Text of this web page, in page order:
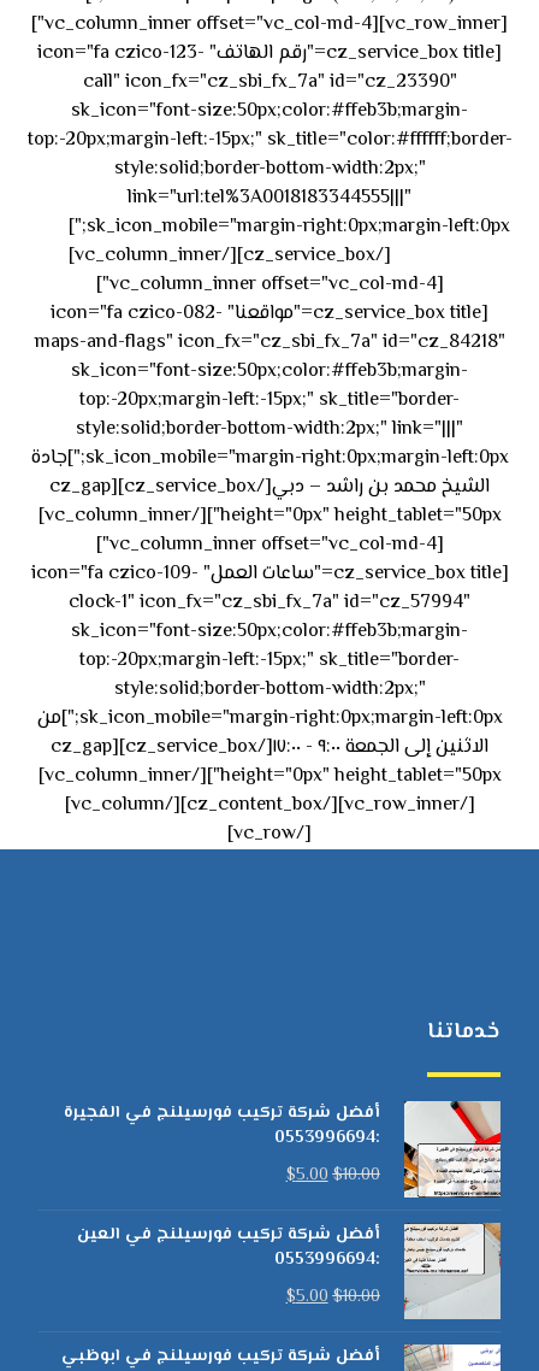
[vc_row_inner][vc_column_inner offset="vc_col-md-4"]
[cz_service_box title="رقم الهاتف" icon="fa czico-123-
call" icon_fx="cz_sbi_fx_7a" id="cz_23390"
sk_icon="font-size:50px;color:#ffeb3b;margin-
top:-20px;margin-left:-15px;" sk_title="color:#ffffff;border-
style:solid;border-bottom-width:2px;"
link="url:tel%3A0018183344555|||"
sk_icon_mobile="margin-right:0px;margin-left:0px;"]
[/cz_service_box][/vc_column_inner]
[vc_column_inner offset="vc_col-md-4"]
[cz_service_box title="مواقعنا" icon="fa czico-082-
maps-and-flags" icon_fx="cz_sbi_fx_7a" id="cz_84218"
sk_icon="font-size:50px;color:#ffeb3b;margin-
top:-20px;margin-left:-15px;" sk_title="border-
style:solid;border-bottom-width:2px;" link="|||"
sk_icon_mobile="margin-right:0px;margin-left:0px;"]جادة
الشيخ محمد بن راشد – دبي[/cz_service_box][cz_gap
height="0px" height_tablet="50px"][/vc_column_inner]
[vc_column_inner offset="vc_col-md-4"]
[cz_service_box title="ساعات العمل" icon="fa czico-109-
clock-1" icon_fx="cz_sbi_fx_7a" id="cz_57994"
sk_icon="font-size:50px;color:#ffeb3b;margin-
top:-20px;margin-left:-15px;" sk_title="border-
style:solid;border-bottom-width:2px;"
sk_icon_mobile="margin-right:0px;margin-left:0px;"]من
الاثنين إلى الجمعة ٩:٠٠ - ١٧:٠٠[/cz_service_box][cz_gap
height="0px" height_tablet="50px"][/vc_column_inner]
[/vc_row_inner][/cz_content_box][/vc_column]
[/vc_row]
خدماتنا
أفضل شركة تركيب فورسيلنج في الفجيرة
:0553996694
$10.00
$5.00
أفضل شركة تركيب فورسيلنج في العين
:0553996694
$10.00
$5.00
أفضل شركة تركيب فورسيلنج في ابوظبي